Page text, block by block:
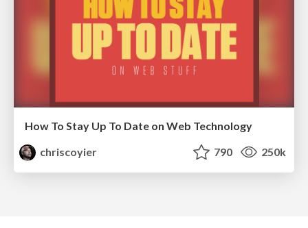
How To Stay Up To Date on Web Technology
chriscoyier
790 250k